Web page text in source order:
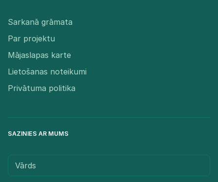
Sarkanā grāmata
Par projektu
Mājaslapas karte
Lietošanas noteikumi
Privātuma politika
SAZINIES AR MUMS